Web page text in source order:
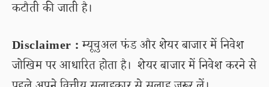
कटौती की जाती है।
Disclaimer :म्यूचुअल फंड और शेयर बाजार में निवेश
जोखिम पर आधारित होता है। शेयर बाजार में निवेश करने से